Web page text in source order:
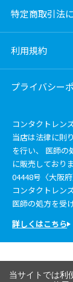
特定商取引法
利用規約
プライバシー
コンタクトレン
当店は法律に則
を行い、 医師の
に販売しており
04448号〈大阪府
コンタクトレン
医師の処方を受
詳しくはこちら
当サイトでは利